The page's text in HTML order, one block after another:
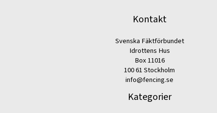
Kontakt
Svenska Fäktförbundet
Idrottens Hus
Box 11016
100 61 Stockholm
info@fencing.se
Kategorier